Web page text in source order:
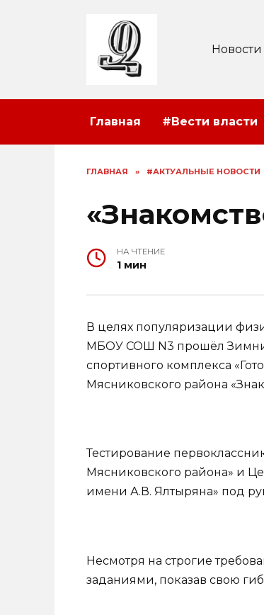
Главная #Вести власти
ГЛАВНАЯ » #АКТУАЛЬНЫЕ НОВОСТИ
НА ЧТЕНИЕ
1 мин
В целях популяризации
МБОУ СОШ N3 прошёл
спортивного комплекса
Мясниковского района
Тестирование
Мясниковского района» и
имени А.В. Ялтыряна» под
Несмотря на строгие
заданиями, показав свою